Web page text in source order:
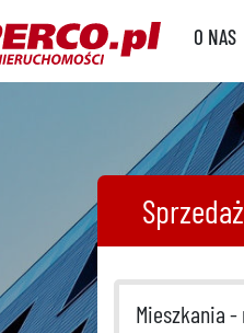
O NAS
Sprzedaż